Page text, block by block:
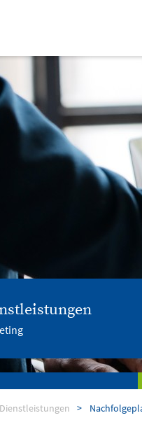
Dienstleistungen